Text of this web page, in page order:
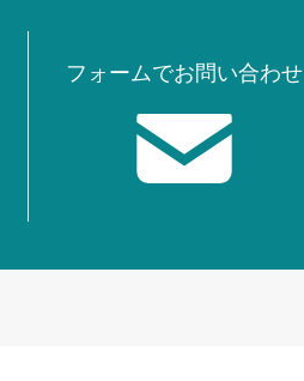
フォームでお問い合わせ